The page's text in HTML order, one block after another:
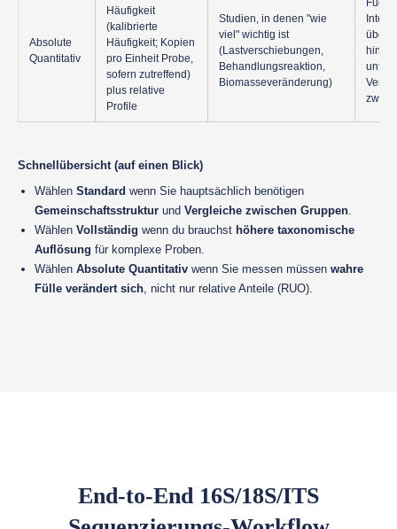
Absolute
Quantitativ
Häufigkeit
(kalibrierte
Häufigkeit; Kopien
pro Einheit Probe,
sofern zutreffend)
plus relative
Profile
Studien, in denen "wie
viel" wichtig ist
(Lastverschiebungen,
Behandlungsreaktion,
Biomasseveränderung)
Fügt
über
Schnellübersicht (auf einen Blick)
Wählen Standard wenn Sie hauptsächlich benötigen
Gemeinschaftsstruktur und Vergleiche zwischen Gruppen.
Wählen Vollständig wenn du brauchst höhere taxonomische
Auflösung für komplexe Proben.
Wählen Absolute Quantitativ wenn Sie messen müssen wahre
Fülle verändert sich, nicht nur relative Anteile (RUO).
End-to-End 16S/18S/ITS